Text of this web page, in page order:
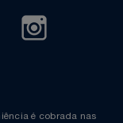
é cobrada nas